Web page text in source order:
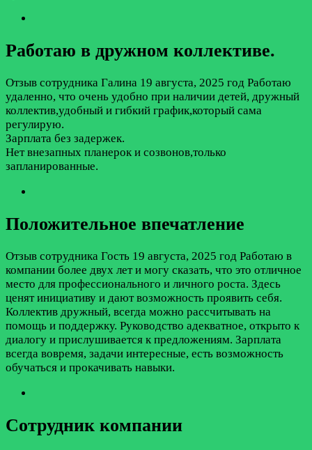
Работаю в дружном коллективе.
Отзыв сотрудника Галина 19 августа, 2025 год Работаю
удаленно, что очень удобно при наличии детей, дружный
коллектив,удобный и гибкий график,который сама
регулирую.
Зарплата без задержек.
Нет внезапных планерок и созвонов,только
запланированные.
Положительное впечатление
Отзыв сотрудника Гость 19 августа, 2025 год Работаю в
компании более двух лет и могу сказать, что это отличное
место для профессионального и личного роста. Здесь
ценят инициативу и дают возможность проявить себя.
Коллектив дружный, всегда можно рассчитывать на
помощь и поддержку. Руководство адекватное, открыто к
диалогу и прислушивается к предложениям. Зарплата
всегда вовремя, задачи интересные, есть возможность
обучаться и прокачивать навыки.
Сотрудник компании